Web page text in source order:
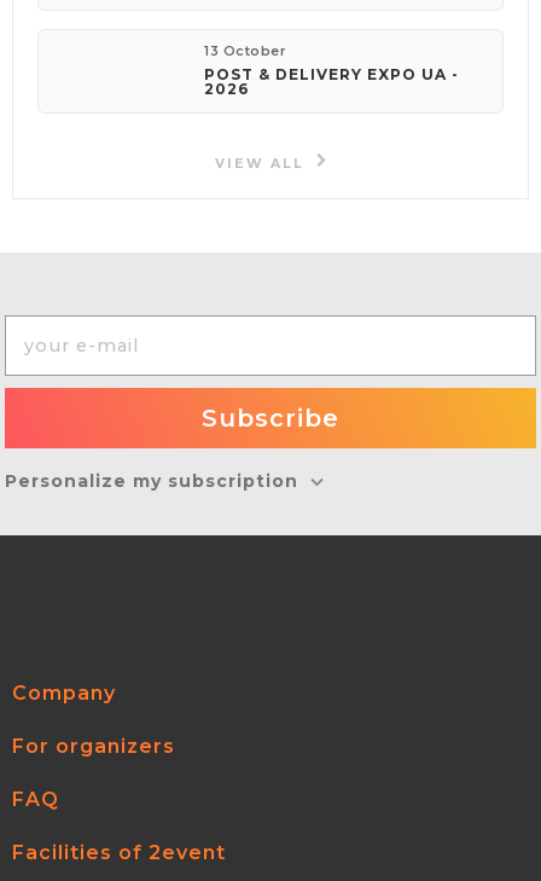
13 October
POST & DELIVERY EXPO UA -
2026
VIEW ALL
Personalize my subscription
Company
For organizers
FAQ
Facilities of 2event